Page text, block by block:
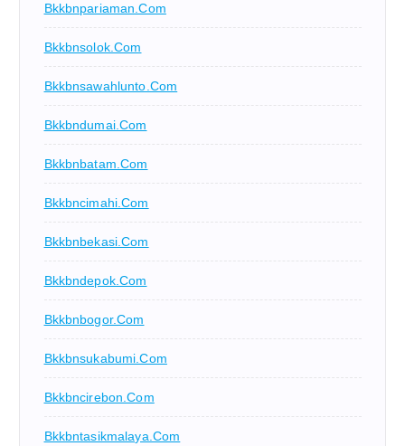
Bkkbnpariaman.com
Bkkbnsolok.com
Bkkbnsawahlunto.com
Bkkbndumai.com
Bkkbnbatam.com
Bkkbncimahi.com
Bkkbnbekasi.com
Bkkbndepok.com
Bkkbnbogor.com
Bkkbnsukabumi.com
Bkkbncirebon.com
Bkkbntasikmalaya.com